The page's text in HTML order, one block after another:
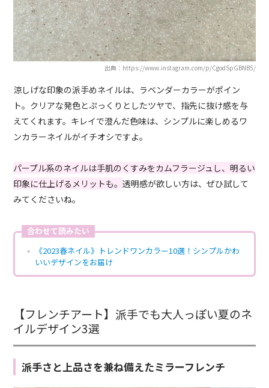
出典：https://www.instagram.com/p/CgodSpGBNB5/
涼しげな印象の派手めネイルは、ラベンダーカラーがポイン
ト。クリアな発色とぷっくりとしたツヤで、指先に抜け感を与
えてくれます。キレイで澄んだ色味は、シンプルに楽しめるワ
ンカラーネイルがイチオシですよ。
パープル系のネイルは手肌のくすみをカムフラージュし、明るい
印象に仕上げるメリットも。透明感が欲しい方は、ぜひ試して
みてくださいね。
合わせて読みたい
《2023春ネイル》トレンドワンカラー10選！シンプルかわ
いいデザインをお届け
【フレンチアート】派手でも大人っぽい夏のネ
イルデザイン3選
派手さと上品さを兼ね備えたミラーフレンチ